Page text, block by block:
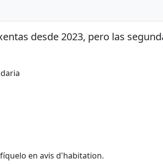
desde 2023, pero las
en avis d'habitation.